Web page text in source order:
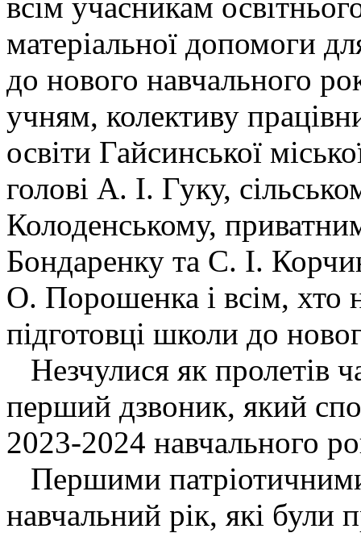
матеріальної допомоги
до нового навчального
учням, колективу
освіти Гайсинської
голові А. І. Гуку,
Колоденському,
Бондаренку та С. І.
О. Порошенка і всім, хто
підготовці школи до
Незчулися як пролетів
перший дзвоник, який
2023-2024 навчального
Першими
навчальний рік, які були